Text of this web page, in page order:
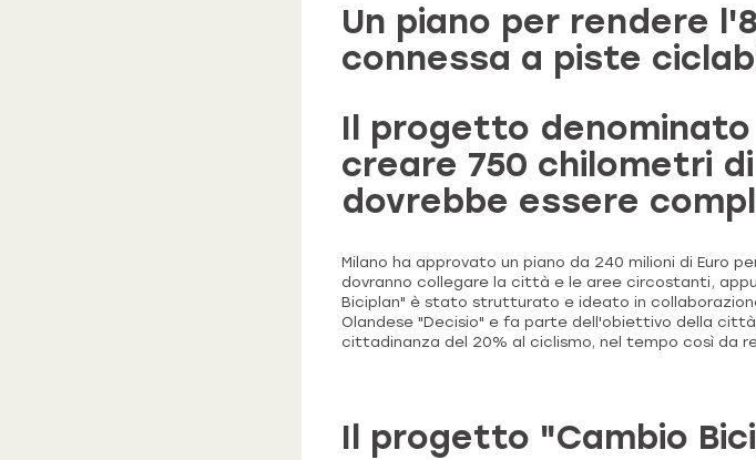
Un piano per rendere
connessa a piste
Il progetto
creare 750 chilometri
dovrebbe essere
Milano ha approvato un piano da 240 milioni di Euro
dovranno collegare la città e le aree circostanti,
Biciplan" è stato strutturato e ideato in
Olandese "Decisio" e fa parte dell'obiettivo della
cittadinanza del 20% al ciclismo, nel tempo così da
Il progetto "Cambio